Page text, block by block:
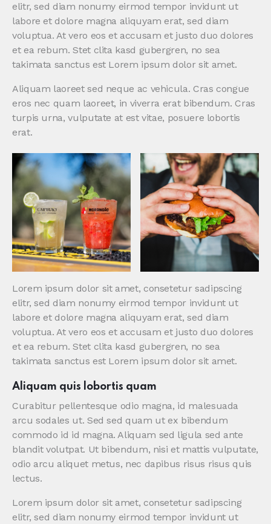
elitr, sed diam nonumy eirmod tempor invidunt ut
labore et dolore magna aliquyam erat, sed diam
voluptua. At vero eos et accusam et justo duo dolores
et ea rebum. Stet clita kasd gubergren, no sea
takimata sanctus est Lorem ipsum dolor sit amet.
Aliquam laoreet sed neque ac vehicula. Cras congue
eros nec quam laoreet, in viverra erat bibendum. Cras
turpis urna, vulputate at est vitae, posuere lobortis
erat.
Lorem ipsum dolor sit amet, consetetur sadipscing
elitr, sed diam nonumy eirmod tempor invidunt ut
labore et dolore magna aliquyam erat, sed diam
voluptua. At vero eos et accusam et justo duo dolores
et ea rebum. Stet clita kasd gubergren, no sea
takimata sanctus est Lorem ipsum dolor sit amet.
Aliquam quis lobortis quam
Curabitur pellentesque odio magna, id malesuada
arcu sodales ut. Sed sed quam ut ex bibendum
commodo id id magna. Aliquam sed ligula sed ante
blandit volutpat. Ut bibendum, nisi et mattis vulputate,
odio arcu aliquet metus, nec dapibus risus risus quis
lectus.
Lorem ipsum dolor sit amet, consetetur sadipscing
elitr, sed diam nonumy eirmod tempor invidunt ut